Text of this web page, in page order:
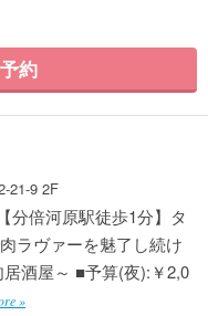
約
21-9 2F
倍河原駅徒歩1分】タ
ラヴァーを魅了し続け
酒屋～ ■予算(夜):￥2,0
»